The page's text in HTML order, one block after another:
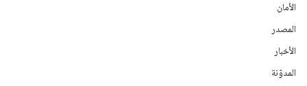
الأمان
المصدر
الأخبار
المدوّنة